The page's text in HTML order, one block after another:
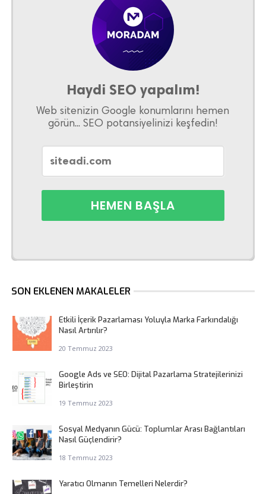
Haydi SEO yapalım!
Web sitenizin Google konumlarını hemen
görün... SEO potansiyelinizi keşfedin!
SON EKLENEN MAKALELER
Etkili İçerik Pazarlaması Yoluyla Marka Farkındalığı
Nasıl Artırılır?
20 Temmuz 2023
Google Ads ve SEO: Dijital Pazarlama Stratejilerinizi
Birleştirin
19 Temmuz 2023
Sosyal Medyanın Gücü: Toplumlar Arası Bağlantıları
Nasıl Güçlendirir?
18 Temmuz 2023
Yaratıcı Olmanın Temelleri Nelerdir?